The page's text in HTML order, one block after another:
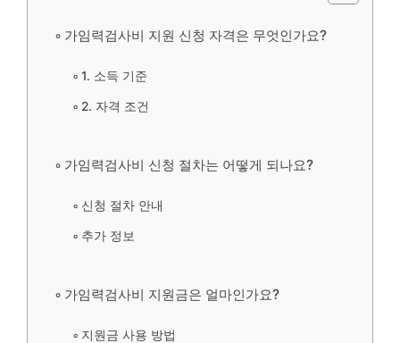
가임력검사비 지원 신청 자격은 무엇인가요?
1. 소득 기준
2. 자격 조건
가임력검사비 신청 절차는 어떻게 되나요?
신청 절차 안내
추가 정보
가임력검사비 지원금은 얼마인가요?
지원금 사용 방법